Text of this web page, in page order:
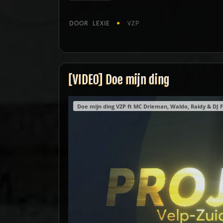
DOOR LEXIE VZP
[VIDEO] Doe mijn ding
Doe mijn ding VZP ft MC Drieman, Waldo, Raidy & DJ